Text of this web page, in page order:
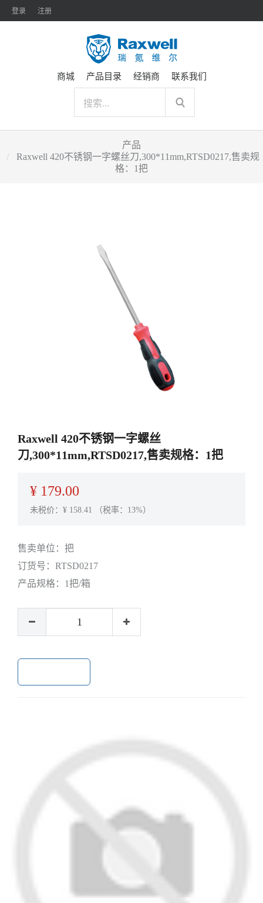
登录 注册
商城 产品目录 经销商 联系我们
产品
Raxwell 420不锈钢一字螺丝刀,300*11mm,RTSD0217,售卖规
格：1把
Raxwell 420不锈钢一字螺丝
刀,300*11mm,RTSD0217,售卖规格：1把
¥ 179.00
未税价：¥ 158.41 （税率：13%）
售卖单位： 把
订货号： RTSD0217
产品规格： 1把/箱